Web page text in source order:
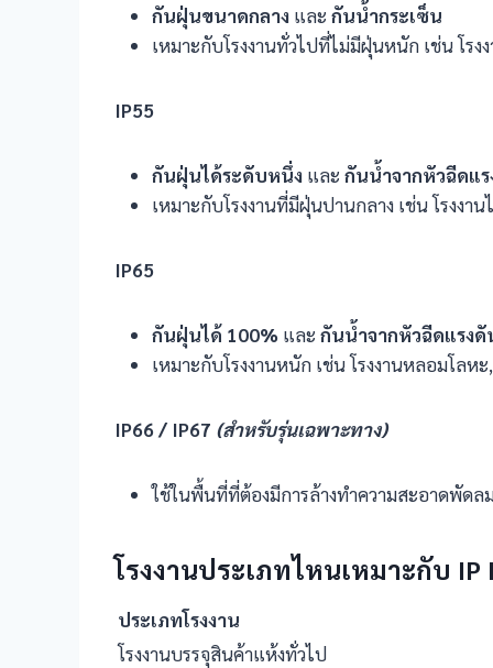
กันฝุ่นขนาดกลาง และกันน้ำกระเซ็น
เหมาะกับโรงงานทั่วไปที่ไม่มีฝุ่นหนัก เช่น โร
IP55
กันฝุ่นได้ระดับหนึ่ง และกันน้ำจากหัวฉีดแ
เหมาะกับโรงงานที่มีฝุ่นปานกลาง เช่น โรงงาน
IP65
กันฝุ่นได้ 100% และกันน้ำจากหัวฉีดแรงดั
เหมาะกับโรงงานหนัก เช่น โรงงานหลอมโล
IP66 / IP67 (สำหรับรุ่นเฉพาะทาง)
ใช้ในพื้นที่ที่ต้องมีการล้างทำความสะอาดพัดลม
โรงงานประเภทไหนเหมาะกับ
ประเภทโรงงาน
โรงงานบรรจุสินค้าแห้งทั่วไป